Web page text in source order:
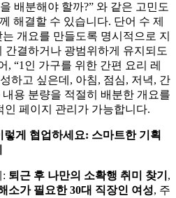
배분해야 할까?” 와 같은 고민도
해결할 수 있습니다. 단어 수 제
개요를 만들도록 명시적으로 지
간결하거나 광범위하게 유지되도
, “1인 가구를 위한 간편 요리 레
하고 싶은데, 아침, 점심, 저녁, 간
용 분량을 적절히 배분한 개요를
인 페이지 관리가 가능합니다.
게 협업하세요: 스마트한 기획
: 퇴근 후 나만의 소확행 취미 찾기 ,
소가 필요한 30대 직장인 여성, 주